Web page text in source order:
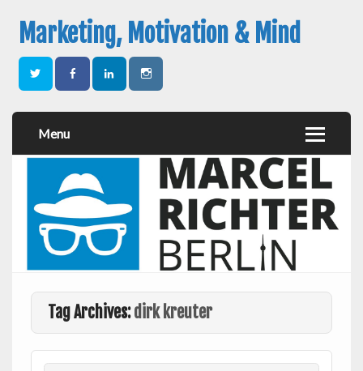
Marketing, Motivation & Mind
Menu
Tag Archives:dirk kreuter